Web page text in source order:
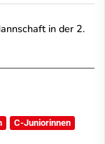
in der 2.
C-Juniorinnen